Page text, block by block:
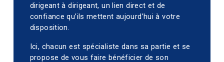
dirigeant à dirigeant, un lien direct et de
confiance qu’ils mettent aujourd’hui à votre
disposition.
Ici, chacun est spécialiste dans sa partie et se
propose de vous faire bénéficier de son